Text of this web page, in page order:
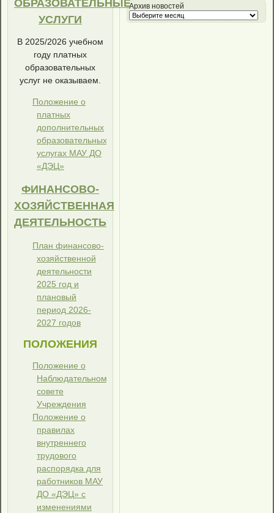
ОБРАЗОВАТЕЛЬНЫЕ
УСЛУГИ
В 2025/2026 учебном
году платных
образовательных
услуг не оказываем.
Положение о
платных
дополнительных
образовательных
услугах МАУ ДО
«ДЭЦ»
ФИНАНСОВО-
ХОЗЯЙСТВЕННАЯ
ДЕЯТЕЛЬНОСТЬ
План финансово-
хозяйственной
деятельности
2025 год и
плановый
период 2026-
2027 годов
ПОЛОЖЕНИЯ
Положение о
Наблюдательном
совете
Учреждения
Положение о
правилах
внутреннего
трудового
распорядка для
работников МАУ
ДО «ДЭЦ» с
изменениями
Архив новостей